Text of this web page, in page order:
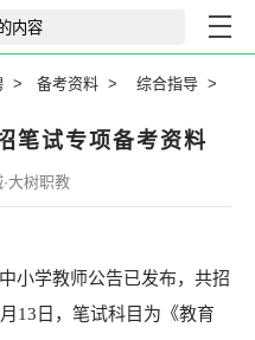
备考资料 综合指导
笔试专项备考资料
大树职教
小学教师公告已发布，共招
13日，笔试科目为《教育